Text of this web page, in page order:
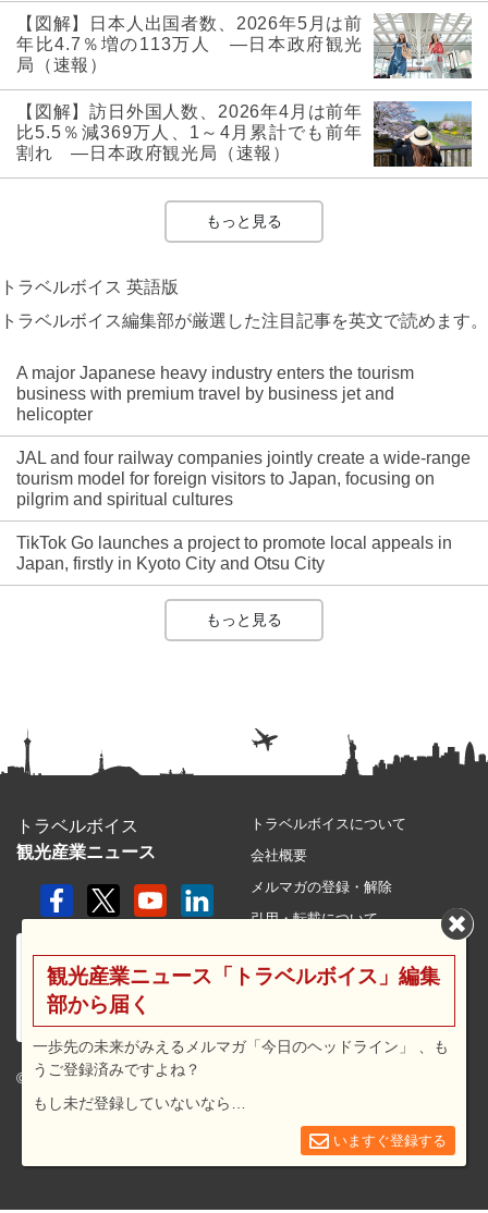
【図解】日本人出国者数、2026年5月は前
年比4.7％増の113万人 ―日本政府観光
局（速報）
【図解】訪日外国人数、2026年4月は前年
比5.5％減369万人、1～4月累計でも前年
割れ ―日本政府観光局（速報）
もっと見る
トラベルボイス 英語版
トラベルボイス編集部が厳選した注目記事を英文で読めます。
A major Japanese heavy industry enters the tourism
business with premium travel by business jet and
helicopter
JAL and four railway companies jointly create a wide-range
tourism model for foreign visitors to Japan, focusing on
pilgrim and spiritual cultures
TikTok Go launches a project to promote local appeals in
Japan, firstly in Kyoto City and Otsu City
もっと見る
トラベルボイス
観光産業ニュース
© 2026 travel voice.
トラベルボイスについて
会社概要
メルマガの登録・解除
引用・転載について
利用規約
広告メニュー・料金
観光産業ニュース「トラベルボイス」編集
部から届く
一歩先の未来がみえるメルマガ「今日のヘッドライン」 、も
うご登録済みですよね？
もし未だ登録していないなら…
いますぐ登録する